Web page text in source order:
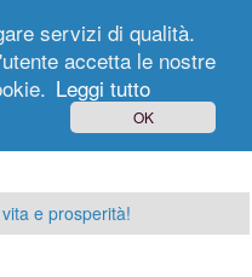
e prosperità!
servizi di qualità.
accetta le nostre
Leggi tutto
OK